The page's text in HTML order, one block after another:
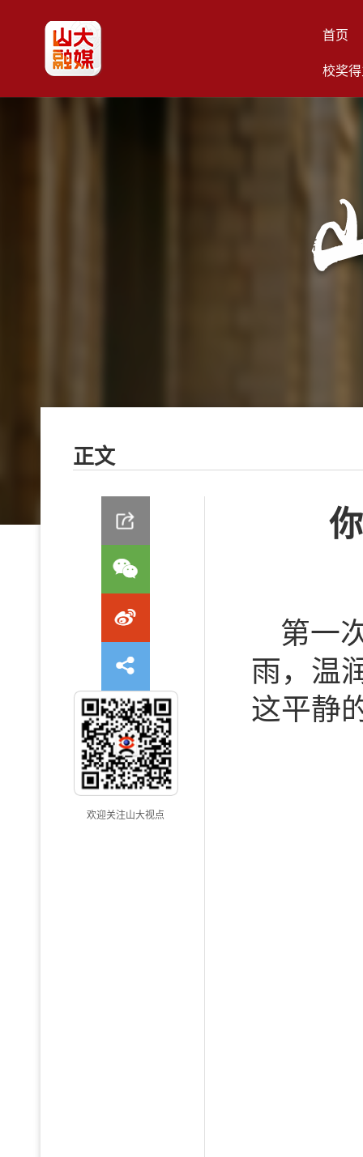
首页
校奖
正文
欢迎关注山大视点
第一
雨，温
这平静